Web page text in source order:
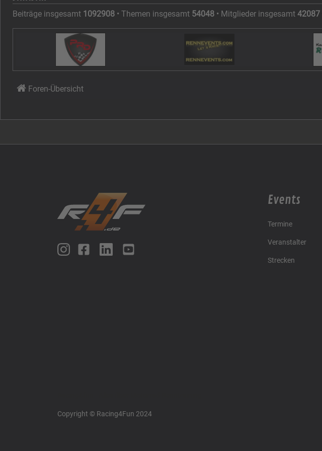
Beiträge insgesamt 1092908 • Themen insgesamt 54048 • Mitglieder insgesamt 42087
Foren-Übersicht
Events
Termine
Veranstalter
Strecken
Copyright © Racing4Fun 2024